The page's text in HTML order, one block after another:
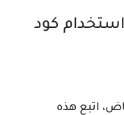
كود
اتبع هذه